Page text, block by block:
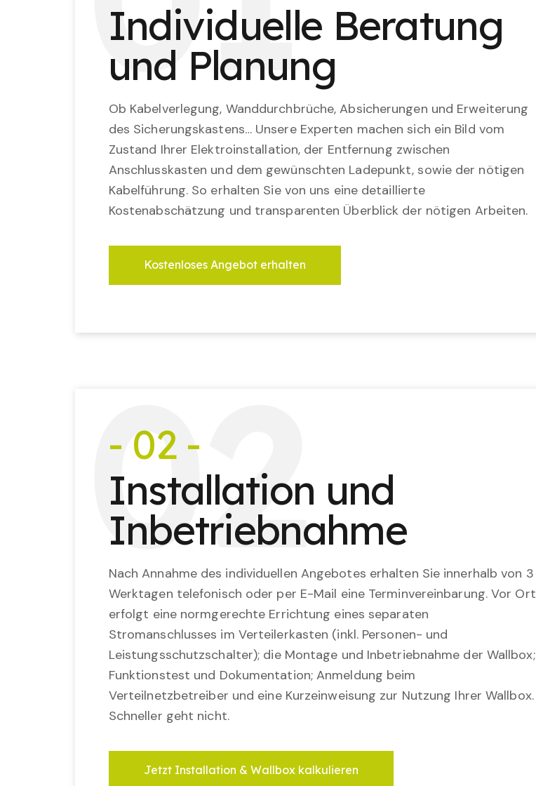
Individuelle Beratung
und Planung
Ob Kabelverlegung, Wanddurchbrüche, Absicherungen und Erweiterung
des Sicherungskastens… Unsere Experten machen sich ein Bild vom
Zustand Ihrer Elektroinstallation, der Entfernung zwischen
Anschlusskasten und dem gewünschten Ladepunkt, sowie der nötigen
Kabelführung. So erhalten Sie von uns eine detaillierte
Kostenabschätzung und transparenten Überblick der nötigen Arbeiten.
Kostenloses Angebot erhalten
02
- 02 -
Installation und
Inbetriebnahme
Nach Annahme des individuellen Angebotes erhalten Sie innerhalb von 3
Werktagen telefonisch oder per E-Mail eine Terminvereinbarung. Vor Ort
erfolgt eine normgerechte Errichtung eines separaten
Stromanschlusses im Verteilerkasten (inkl. Personen- und
Leistungsschutzschalter); die Montage und Inbetriebnahme der Wallbox;
Funktionstest und Dokumentation; Anmeldung beim
Verteilnetzbetreiber und eine Kurzeinweisung zur Nutzung Ihrer Wallbox.
Schneller geht nicht.
Jetzt Installation & Wallbox kalkulieren